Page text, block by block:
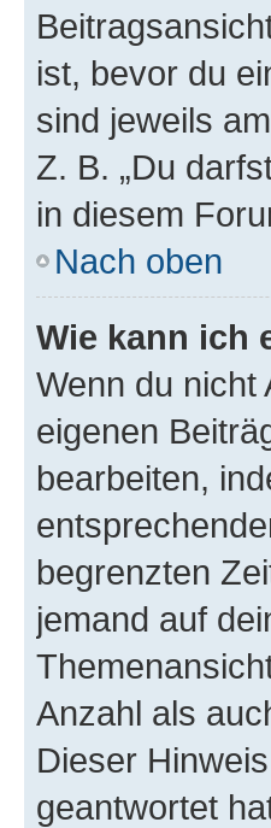
ist, bevor du
sind jeweils
Z. B. „Du
in diesem
Nach oben
Wie kann ich
Wenn du nicht
eigenen
bearbeiten,
begrenzten
jemand auf
Anzahl als
Dieser
geantwortet